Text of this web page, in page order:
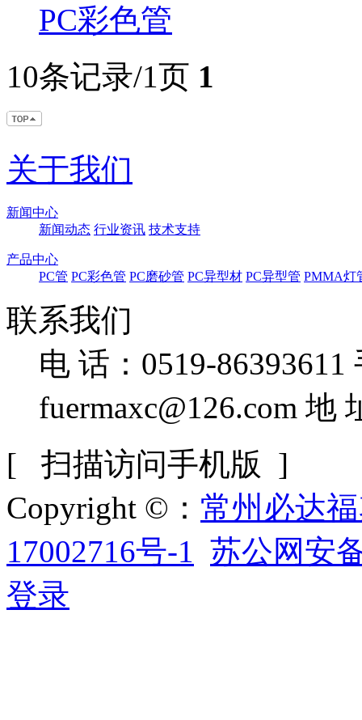
PC彩色管
10条记录/1页 1
关于我们
新闻中心
新闻动态 行业资讯 技术支持
产品中心
PC管 PC彩色管 PC磨砂管 PC异型材 PC异型管 PMMA灯
联系我们
电 话：0519-86393611
fuermaxc@126.com 地
[ 扫描访问手机版 ]
Copyright ©： 常州必达
17002716号-1 苏公网安
登录